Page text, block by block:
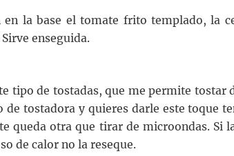
en la base el tomate frito templado, la
enseguida.
tipo de tostadas, que me permite tostar
de tostadora y quieres darle este toque
queda otra que tirar de microondas. Si
de calor no la reseque.